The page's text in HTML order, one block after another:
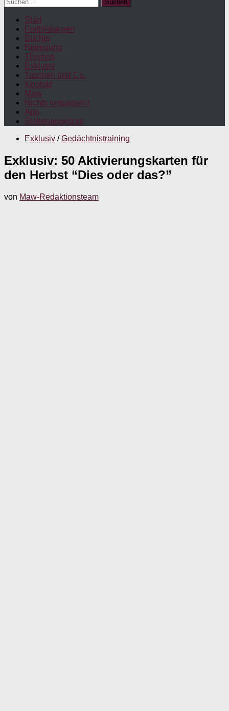
nach:
Start
Fortbildungen
Bücher
Betreuung
Themen
Exklusiv
Taschen und Co.
Kontakt
Maw
Nichts verpassen!
App
Stellenangebote
Exklusiv / Gedächtnistraining
Exklusiv: 50 Aktivierungskarten für
den Herbst “Dies oder das?”
von Maw-Redaktionsteam